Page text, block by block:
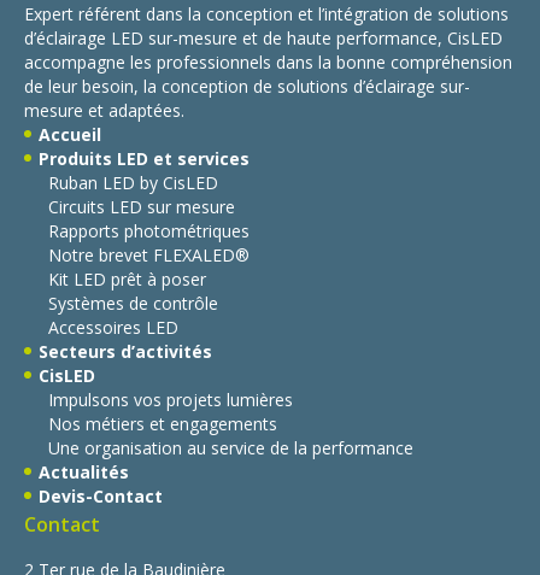
Expert référent dans la conception et l’intégration de solutions
d’éclairage LED sur-mesure et de haute performance, CisLED
accompagne les professionnels dans la bonne compréhension
de leur besoin, la conception de solutions d’éclairage sur-
mesure et adaptées.
Accueil
Produits LED et services
Ruban LED by CisLED
Circuits LED sur mesure
Rapports photométriques
Notre brevet FLEXALED®
Kit LED prêt à poser
Systèmes de contrôle
Accessoires LED
Secteurs d’activités
CisLED
Impulsons vos projets lumières
Nos métiers et engagements
Une organisation au service de la performance
Actualités
Devis-Contact
Contact
2 Ter rue de la Baudinière